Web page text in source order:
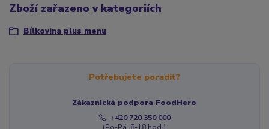
Zboží zařazeno v kategoriích
Bílkovina plus menu
Potřebujete poradit?
Zákaznická podpora FoodHero
+420 720 350 000